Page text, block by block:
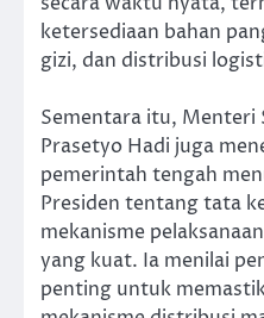
ketersediaan bahan
gizi, dan distribusi
Sementara itu, Menteri
Prasetyo Hadi juga
pemerintah tengah
Presiden tentang tata
mekanisme
yang kuat. Ia menilai
penting untuk